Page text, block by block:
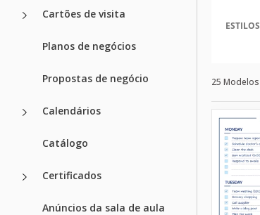
Cartões de visita
Planos de negócios
Propostas de negócio
Calendários
Catálogo
Certificados
Anúncios da sala de aula
ESTILOS
25 Modelos